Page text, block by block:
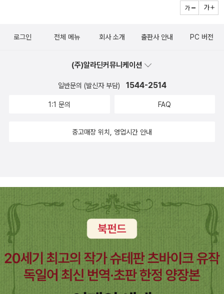
로그인 전체 메뉴 회사 소개 출판사 안내 PC 버전
(주)알라딘커뮤니케이션
일반문의 (발신자 부담) 1544-2514
1:1 문의 FAQ
중고매장 위치, 영업시간 안내